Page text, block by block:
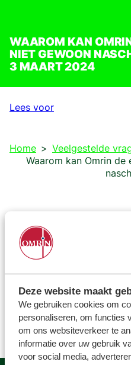
Deze website maakt
We gebruiken cookies om
personaliseren, om functies
om ons websiteverkeer te
informatie over uw gebruik
voor social media,
WAAROM KAN
NIET GEWOON
3 MAART 2024
Lees voor
Home
Veelgestelde
Waarom kan Omrin
We kunnen een hele hoop
etensresten kunnen we
het restafval zit. Gft en
andere afvalstromen
we van het plastic
die nog in een netje
uitplukken. Nascheiden
juist vooraf goed aan te
allen een stuk duurzamer